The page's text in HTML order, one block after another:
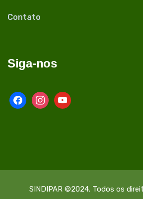
Contato
Siga-nos
facebookinstagram
youtube
SINDIPAR ©2024. Todos os